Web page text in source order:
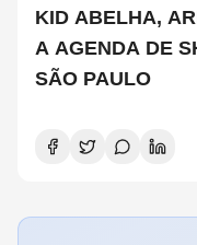
KID ABELHA,
A AGENDA DE
SÃO PAULO